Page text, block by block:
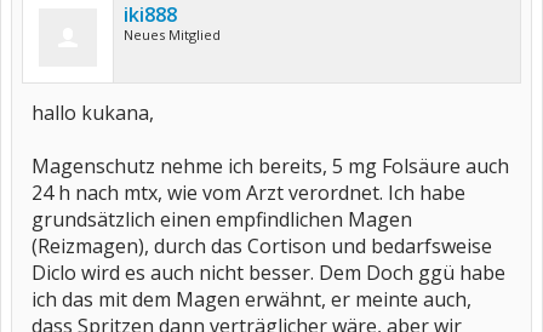
iki888
Neues Mitglied
hallo kukana,
Magenschutz nehme ich bereits, 5 mg Folsäure auch
24 h nach mtx, wie vom Arzt verordnet. Ich habe
grundsätzlich einen empfindlichen Magen
(Reizmagen), durch das Cortison und bedarfsweise
Diclo wird es auch nicht besser. Dem Doch ggü habe
ich das mit dem Magen erwähnt, er meinte auch,
dass Spritzen dann verträglicher wäre, aber wir